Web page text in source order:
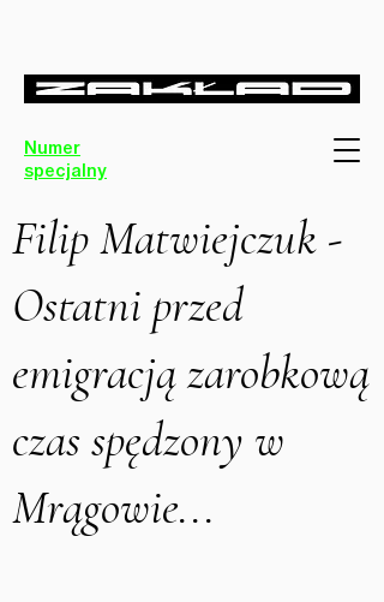
Numer
specjalny
Filip Matwiejczuk -
Ostatni przed
emigracją zarobkową
czas spędzony w
Mrągowie...